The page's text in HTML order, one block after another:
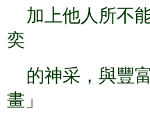
加上他人所不
奕
的神采，與豐
畫」